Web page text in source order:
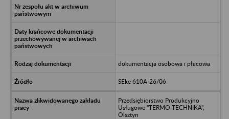
dokumentacja osobowa i płacowa
SEke 610A-26/06
Przedsiębiorstwo Produkcyjno
Usługowe "TERMO-TECHNIKA",
Olsztyn